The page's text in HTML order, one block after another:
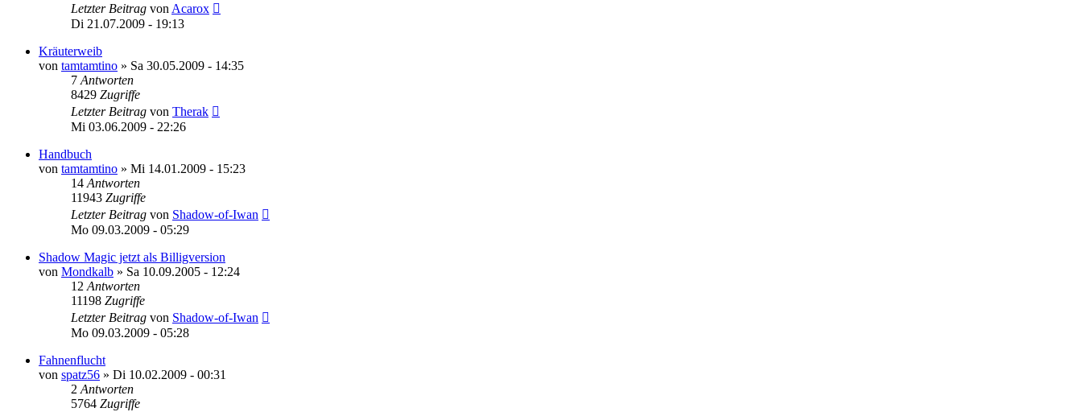
Letzter Beitrag von Acarox
Di 21.07.2009 - 19:13
Kräuterweib
von tamtamtino » Sa 30.05.2009 - 14:35
7 Antworten
8429 Zugriffe
Letzter Beitrag von Therak
Mi 03.06.2009 - 22:26
Handbuch
von tamtamtino » Mi 14.01.2009 - 15:23
14 Antworten
11943 Zugriffe
Letzter Beitrag von Shadow-of-Iwan
Mo 09.03.2009 - 05:29
Shadow Magic jetzt als Billigversion
von Mondkalb » Sa 10.09.2005 - 12:24
12 Antworten
11198 Zugriffe
Letzter Beitrag von Shadow-of-Iwan
Mo 09.03.2009 - 05:28
Fahnenflucht
von spatz56 » Di 10.02.2009 - 00:31
2 Antworten
5764 Zugriffe